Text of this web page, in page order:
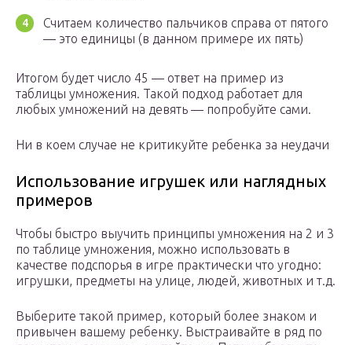
Считаем количество пальчиков справа от пятого
— это единицы (в данном примере их пять)
Итогом будет число 45 — ответ на пример из
таблицы умножения. Такой подход работает для
любых умножений на девять — попробуйте сами.
Ни в коем случае не критикуйте ребенка за неудачи
Использование игрушек или наглядных
примеров
Чтобы быстро выучить принципы умножения на 2 и 3
по таблице умножения, можно использовать в
качестве подспорья в игре практически что угодно:
игрушки, предметы на улице, людей, животных и т.д.
Выберите такой пример, который более знаком и
привычен вашему ребенку. Выстраивайте в ряд по